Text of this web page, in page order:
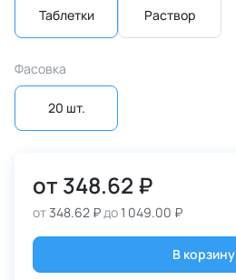
Таблетки Раствор
Фасовка
20 шт.
от 348.62 ₽
от348.62 ₽ до1 049.00 ₽
В корзину